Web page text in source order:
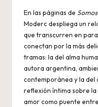
En las páginas de
Moderc despliega un
que transcurren en
conectan por la más
tramas: la del alma
autora argentina,
contemporánea y la del
reflexión íntima sobre
amor como puente